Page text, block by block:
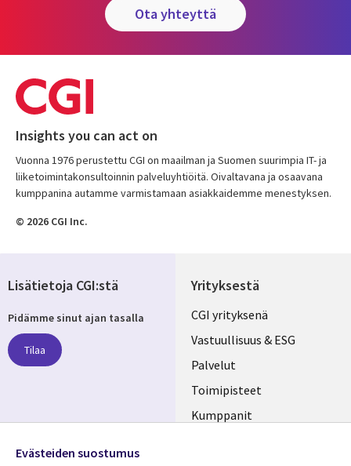
ota yhteyttä
Insights you can act on
Vuonna 1976 perustettu CGI on maailman ja Suomen suurimpia IT- ja
liiketoimintakonsultoinnin palveluyhtiöitä. Oivaltavana ja osaavana
kumppanina autamme varmistamaan asiakkaidemme menestyksen.
© 2026 CGI Inc.
Yrityksestä
Useful
links
FINLAND
CGI yrityksenä
Vastuullisuus & ESG
Palvelut
Toimipisteet
Kumppanit
Lisätietoja CGI:stä
Pidämme sinut ajan tasalla
Tilaa
Evästeiden suostumus